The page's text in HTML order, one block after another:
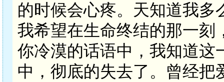
的时候会心疼。天知道我
我希望在生命终结的那一刻
你冷漠的话语中，我知道这
中，彻底的失去了。曾经把